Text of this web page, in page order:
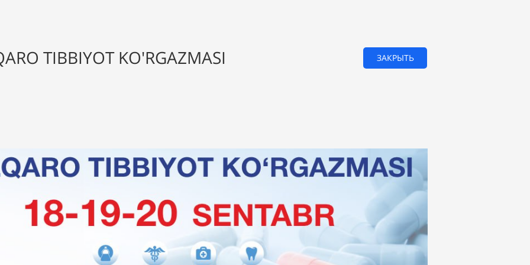
TIBBIYOT KO'RGAZMASI ЗАКРЫТЬ